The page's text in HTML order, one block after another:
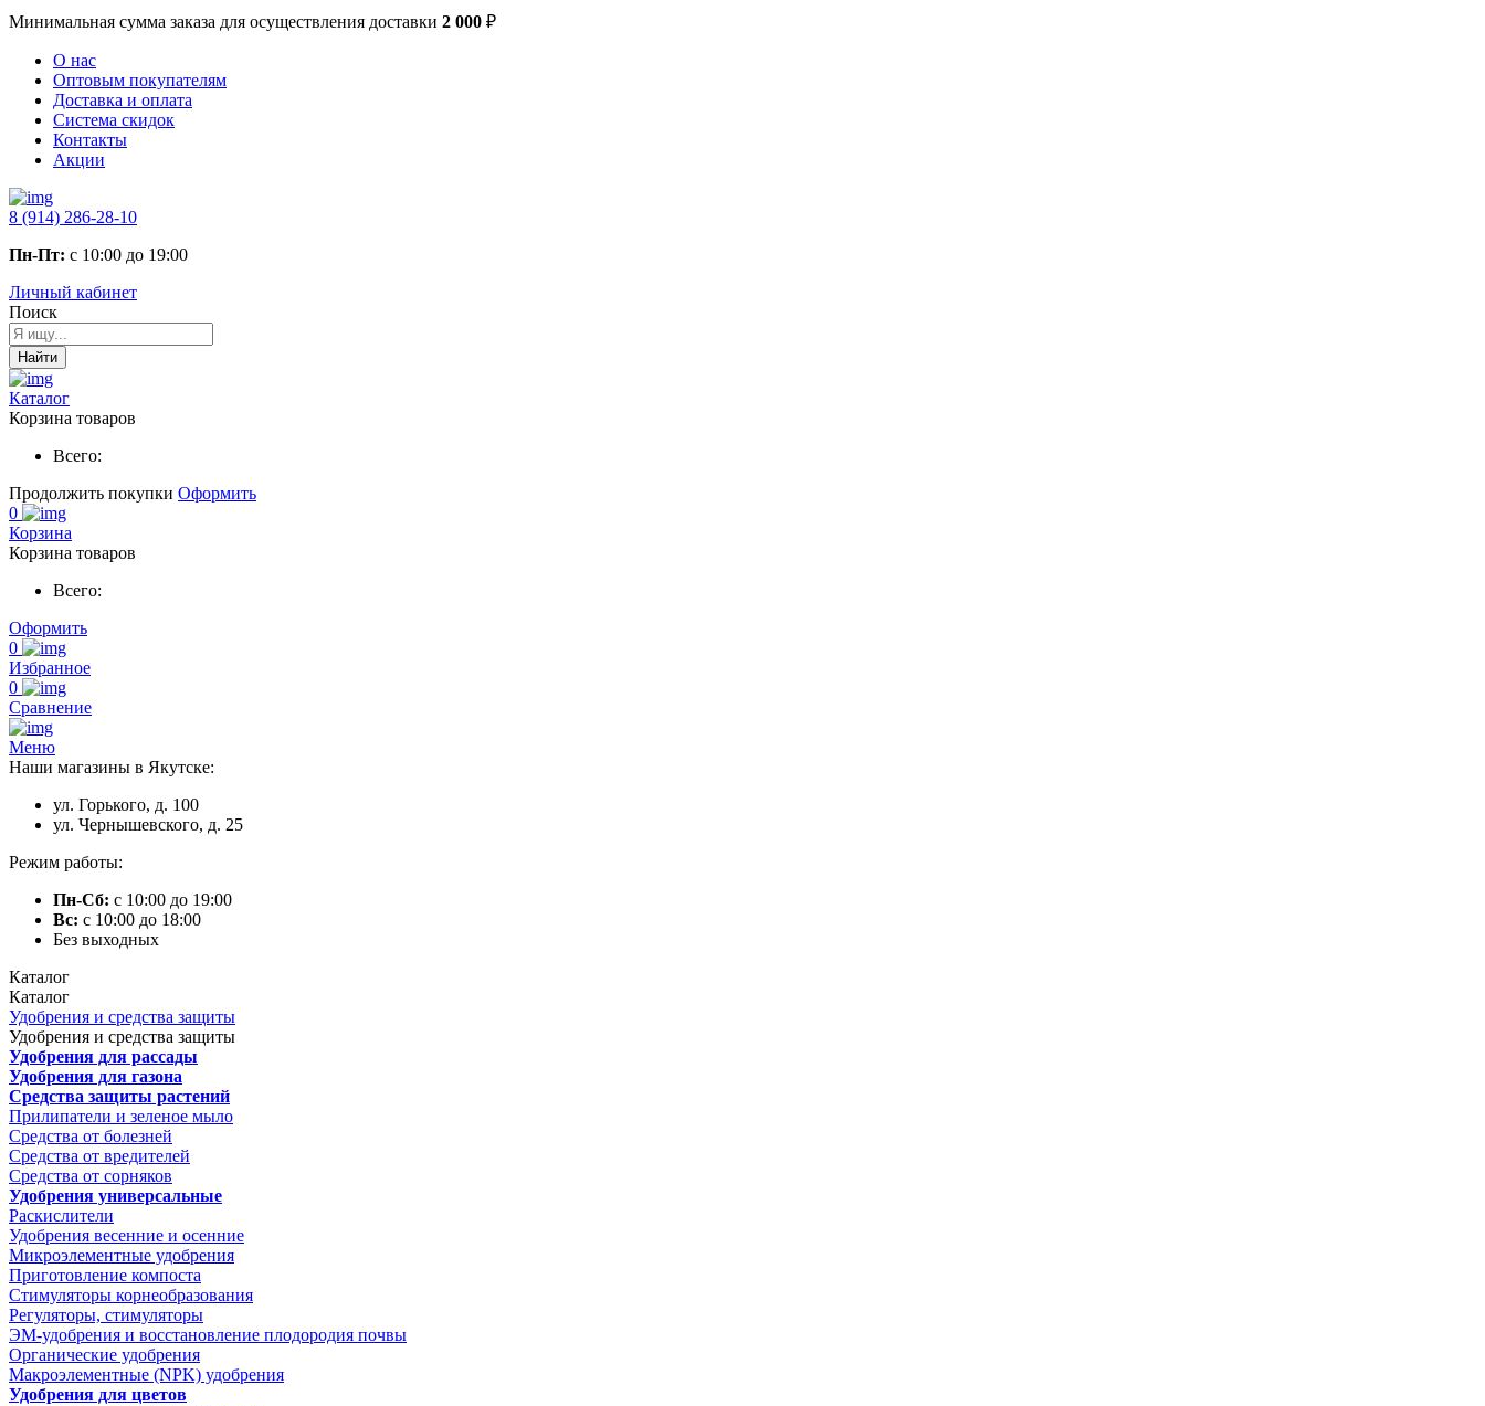
Минимальная сумма заказа для осуществления доставки 2 000 ₽
О нас
Оптовым покупателям
Доставка и оплата
Система скидок
Контакты
Акции
8 (914) 286-28-10
Пн-Пт: с 10:00 до 19:00
Личный кабинет
Поиск
Найти
Каталог
Корзина товаров
Всего:
Продолжить покупки Оформить
0
Корзина
Корзина товаров
Всего:
Оформить
0
Избранное
0
Сравнение
Меню
Наши магазины в Якутске:
ул. Горького, д. 100
ул. Чернышевского, д. 25
Режим работы:
Пн-Сб: с 10:00 до 19:00
Вс: с 10:00 до 18:00
Без выходных
Каталог
Каталог
Удобрения и средства защиты
Удобрения и средства защиты
Удобрения для рассады
Удобрения для газона
Средства защиты растений
Прилипатели и зеленое мыло
Средства от болезней
Средства от вредителей
Средства от сорняков
Удобрения универсальные
Раскислители
Удобрения весенние и осенние
Микроэлементные удобрения
Приготовление компоста
Стимуляторы корнеобразования
Регуляторы, стимуляторы
ЭМ-удобрения и восстановление плодородия почвы
Органические удобрения
Макроэлементные (NPK) удобрения
Удобрения для цветов